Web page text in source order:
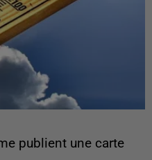
publient une carte